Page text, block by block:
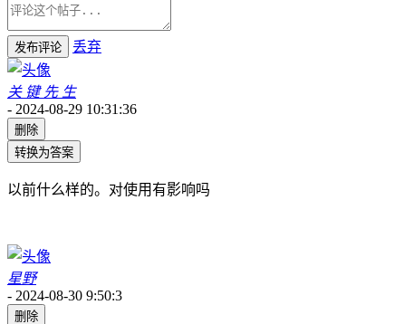
发布评论 丢弃
关 键 先 生
- 2024-08-29 10:31:36
删除
转换为答案
以前什么样的。对使用有影响吗
星野
- 2024-08-30 9:50:3
删除